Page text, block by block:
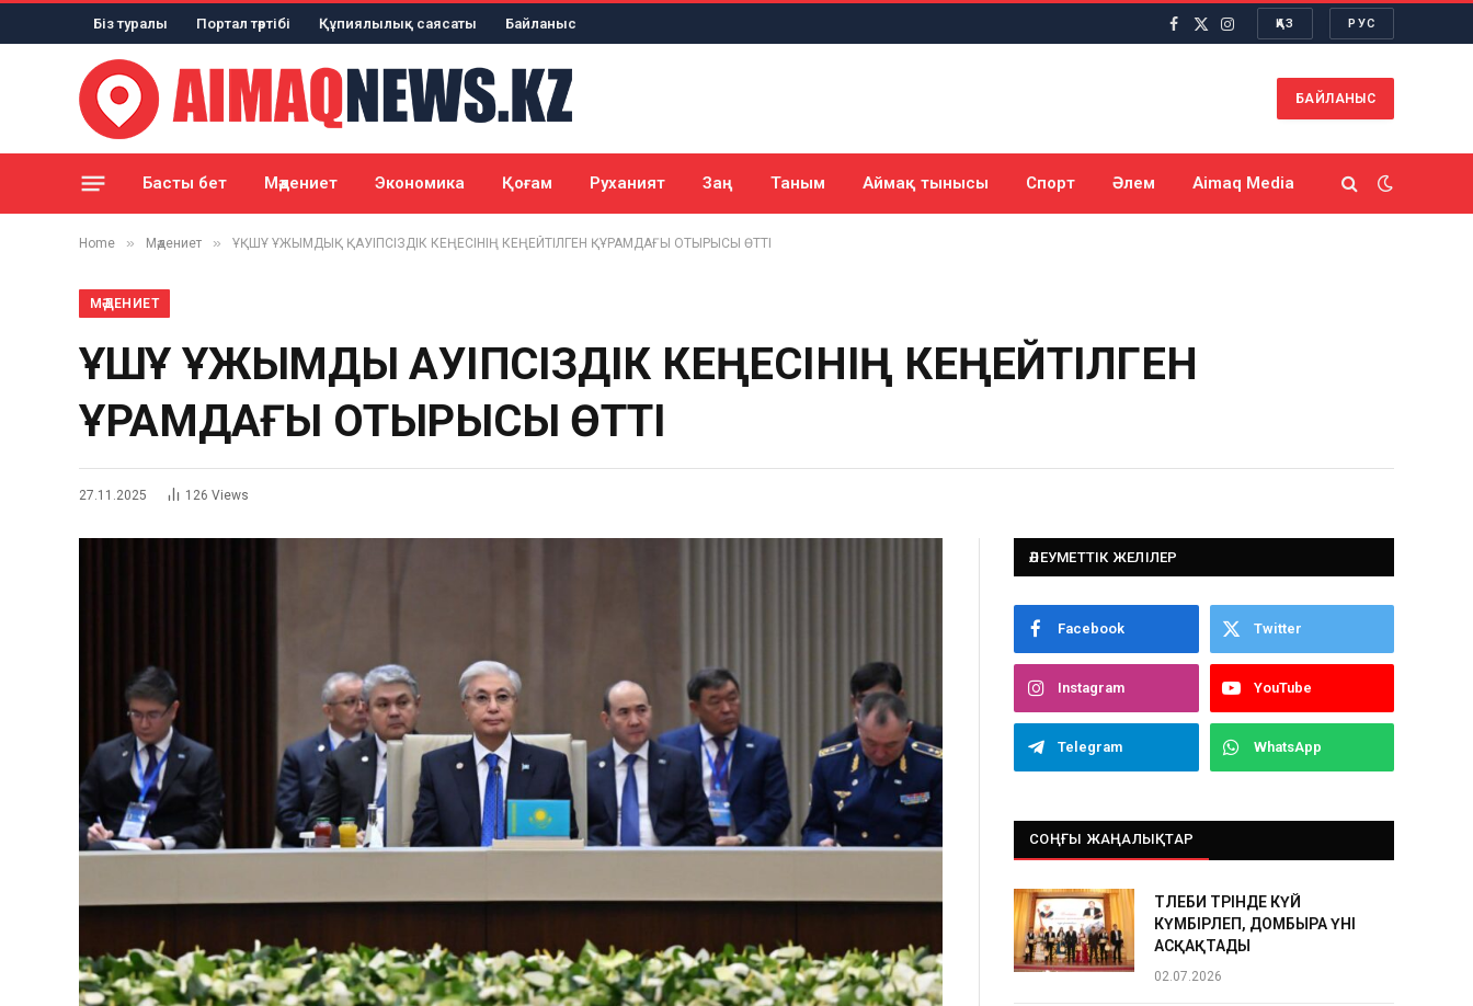
Біз туралы Портал тәртібі Құпиялылық саясаты Байланыс
Facebook
X
Instagram
ҚАЗ РУС
БАЙЛАНЫС
Басты бет Мәдениет Экономика Қоғам Руханият Заң Таным Аймақ тынысы Спорт Әлем Aimaq Media
Home » Мәдениет » ҰҚШҰ ҰЖЫМДЫҚ ҚАУІПСІЗДІК КЕҢЕСІНІҢ КЕҢЕЙТІЛГЕН ҚҰРАМДАҒЫ ОТЫРЫСЫ ӨТТІ
МӘДЕНИЕТ
ҰҚШҰ ҰЖЫМДЫҚ ҚАУІПСІЗДІК КЕҢЕСІНІҢ КЕҢЕЙТІЛГЕН
ҚҰРАМДАҒЫ ОТЫРЫСЫ ӨТТІ
27.11.2025 126 Views
ӘЛЕУМЕТТІК ЖЕЛІЛЕР
Facebook Twitter
Instagram YouTube
Telegram WhatsApp
СОҢҒЫ ЖАҢАЛЫҚТАР
ТӨЛЕБИ ТӨРІНДЕ КҮЙ
КҮМБІРЛЕП, ДОМБЫРА ҮНІ
АСҚАҚТАДЫ
02.07.2026